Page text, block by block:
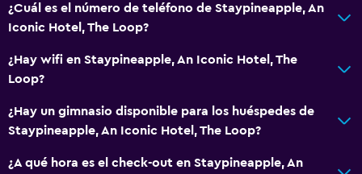
Salud y seguridad
Caja fuerte
Sistema de entretenimiento
TV de pantalla plana
¿Cuál es el número de teléfono de Staypineapple, An
Iconic Hotel, The Loop?
¿Hay wifi en Staypineapple, An Iconic Hotel, The
Loop?
¿Hay un gimnasio disponible para los huéspedes de
Staypineapple, An Iconic Hotel, The Loop?
¿A qué hora es el check-out en Staypineapple, An